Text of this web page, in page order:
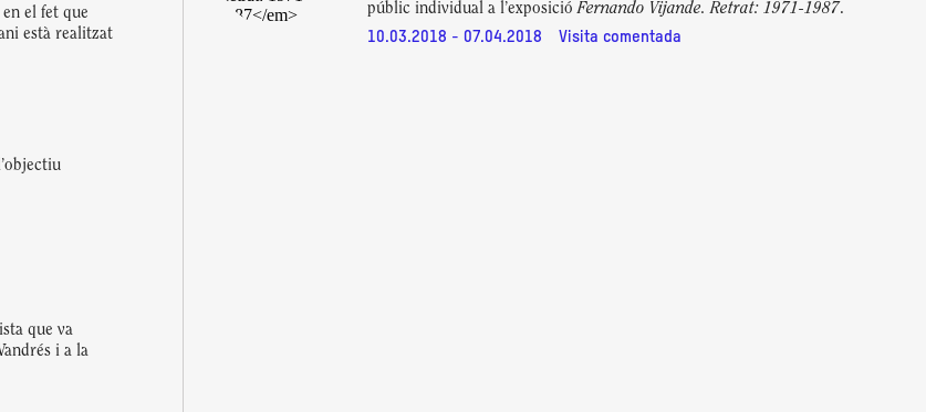
el fet que
està realitzat
que va
i a la
públic individual a l’exposicióFernando Vijande. Retrat: 1971-1987.
10.03.2018 - 07.04.2018
Visita comentada